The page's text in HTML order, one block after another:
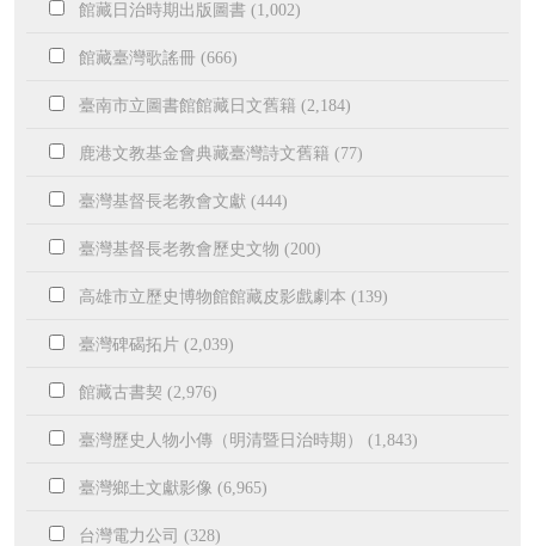
館藏日治時期出版圖書 (1,002)
館藏臺灣歌謠冊 (666)
臺南市立圖書館館藏日文舊籍 (2,184)
鹿港文教基金會典藏臺灣詩文舊籍 (77)
臺灣基督長老教會文獻 (444)
臺灣基督長老教會歷史文物 (200)
高雄市立歷史博物館館藏皮影戲劇本 (139)
臺灣碑碣拓片 (2,039)
館藏古書契 (2,976)
臺灣歷史人物小傳（明清暨日治時期） (1,843)
臺灣鄉土文獻影像 (6,965)
台灣電力公司 (328)